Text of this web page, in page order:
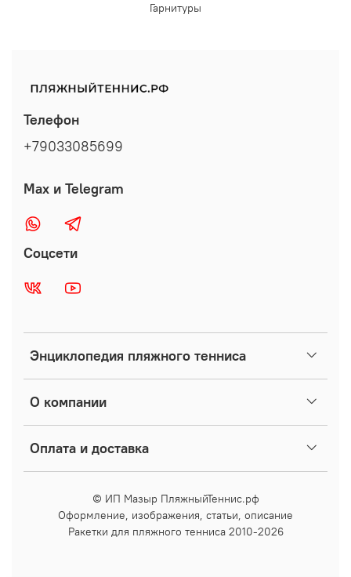
Гарнитуры
Энциклопедия пляжного тенниса
О компании
Оплата и доставка
Телефон
+79033085699
Max и Telegram
Соцсети
© ИП Мазыр ПляжныйТеннис.рф
Оформление, изображения, статьи, описание
Ракетки для пляжного тенниса 2010-2026